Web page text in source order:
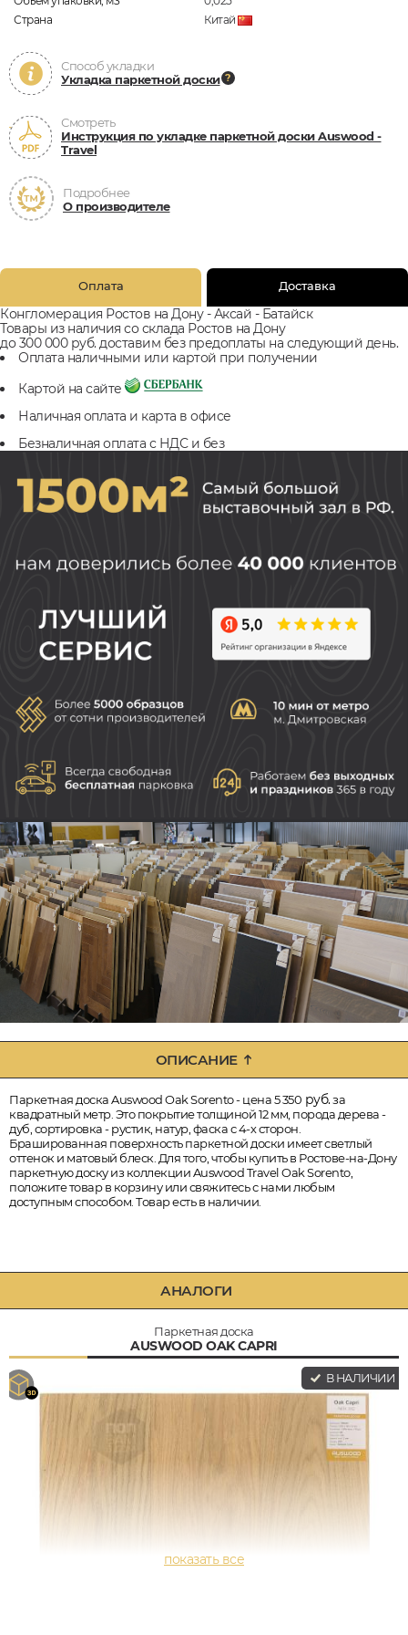
Страна
Китай
Способ укладки
Укладка паркетной доски
Смотреть
Инструкция по укладке паркетной доски Auswood -
Travel
Подробнее
О производителе
Оплата Доставка
Конгломерация Ростов на Дону - Аксай - Батайск
Товары из наличия со склада Ростов на Дону
до 300 000 руб. доставим без предоплаты на следующий день.
Оплата наличными или картой при получении
Картой на сайте
Наличная оплата и карта в офисе
Безналичная оплата с НДС и без
ОПИСАНИЕ
Паркетная доска Auswood Oak Sorento - цена 5 350 руб.за
квадратный метр. Это покрытие толщиной 12 мм, порода дерева -
дуб, сортировка - рустик, натур, фаска с 4-х сторон.
Брашированная поверхность паркетной доски имеет светлый
оттенок и матовый блеск. Для того, чтобы купить в Ростове-на-Дону
паркетную доску из коллекции Auswood Travel Oak Sorento,
положите товар в корзину или свяжитесь с нами любым
доступным способом. Товар есть в наличии.
АНАЛОГИ
Паркетная доска
AUSWOOD OAK CAPRI
В НАЛИЧИИ